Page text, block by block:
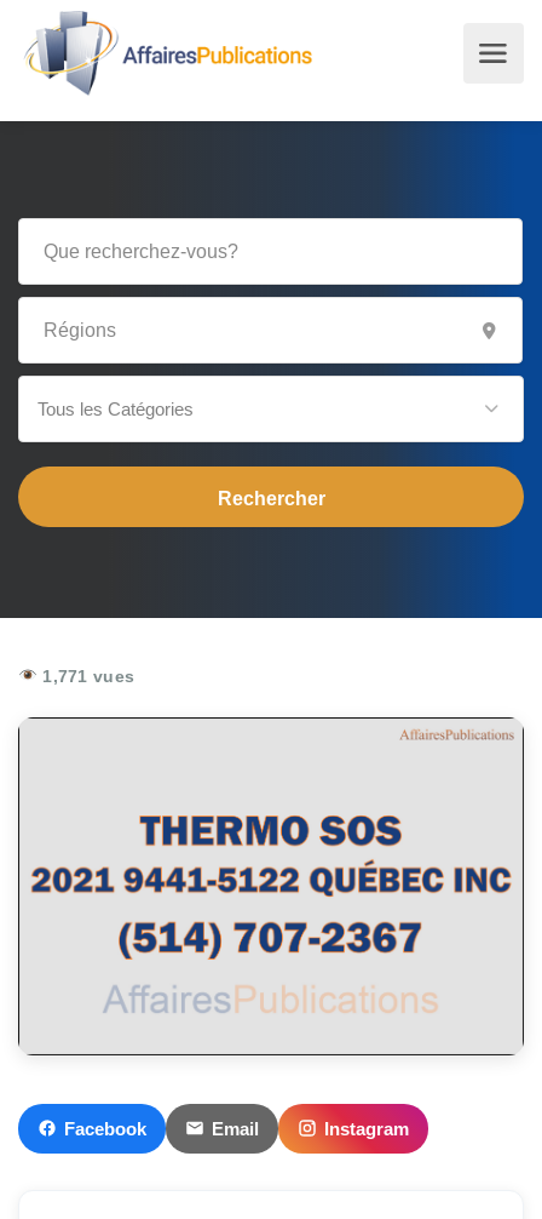
Tous les Catégories
1,771 vues
Facebook Email Instagram